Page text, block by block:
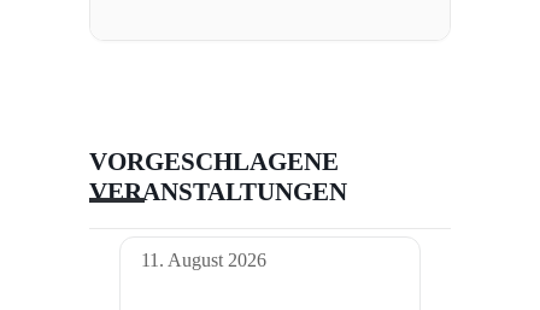
VORGESCHLAGENE
VERANSTALTUNGEN
11. August 2026